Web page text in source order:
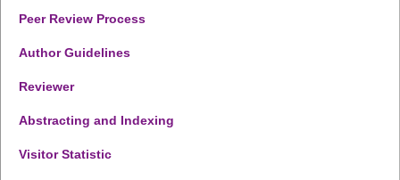
Peer Review Process
Author Guidelines
Reviewer
Abstracting and Indexing
Visitor Statistic